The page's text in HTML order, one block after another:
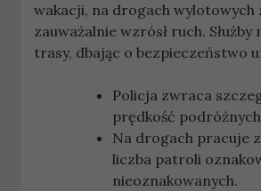
wakacji, na drogach wylotowych
zauważalnie wzrósł ruch.
trasy, dbając o bezpieczeństwo
Policja zwraca
prędkość
Na drogach pracuje
liczba patroli
nieoznakowanych.